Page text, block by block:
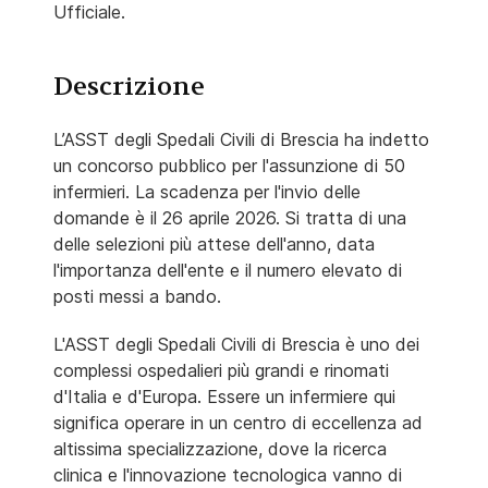
Ufficiale.
Descrizione
L’ASST degli Spedali Civili di Brescia ha indetto
un concorso pubblico per l'assunzione di 50
infermieri. La scadenza per l'invio delle
domande è il 26 aprile 2026. Si tratta di una
delle selezioni più attese dell'anno, data
l'importanza dell'ente e il numero elevato di
posti messi a bando.
L'ASST degli Spedali Civili di Brescia è uno dei
complessi ospedalieri più grandi e rinomati
d'Italia e d'Europa. Essere un infermiere qui
significa operare in un centro di eccellenza ad
altissima specializzazione, dove la ricerca
clinica e l'innovazione tecnologica vanno di